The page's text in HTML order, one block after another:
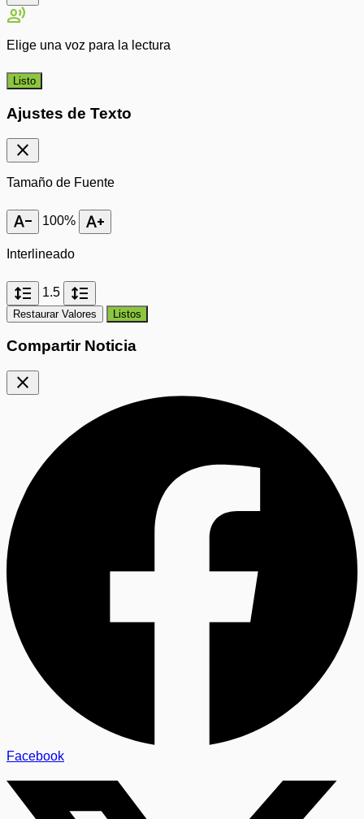
record_voice_over
Elige una voz para la lectura
Listo
Ajustes de Texto
close
Tamaño de Fuente
text_decrease 100% text_increase
Interlineado
format_line_spacing 1.5 format_line_spacing
Restaurar Valores Listos
Compartir Noticia
close
Facebook